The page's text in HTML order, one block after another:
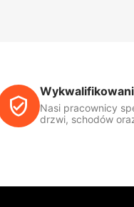
Nasi pracownicy
drzwi, schodów